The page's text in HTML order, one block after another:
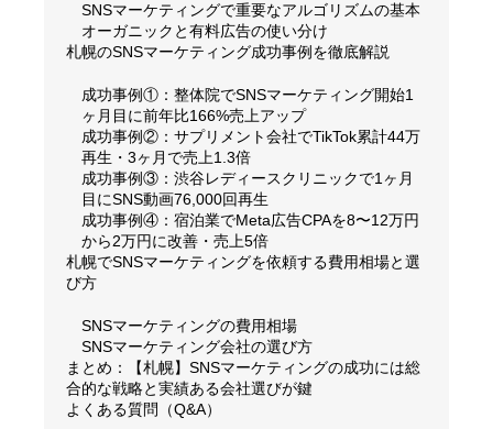
SNSマーケティングで重要なアルゴリズムの基本
オーガニックと有料広告の使い分け
札幌のSNSマーケティング成功事例を徹底解説
成功事例①：整体院でSNSマーケティング開始1
ヶ月目に前年比166%売上アップ
成功事例②：サプリメント会社でTikTok累計44万
再生・3ヶ月で売上1.3倍
成功事例③：渋谷レディースクリニックで1ヶ月
目にSNS動画76,000回再生
成功事例④：宿泊業でMeta広告CPAを8〜12万円
から2万円に改善・売上5倍
札幌でSNSマーケティングを依頼する費用相場と選
び方
SNSマーケティングの費用相場
SNSマーケティング会社の選び方
まとめ：【札幌】SNSマーケティングの成功には総
合的な戦略と実績ある会社選びが鍵
よくある質問（Q&A）